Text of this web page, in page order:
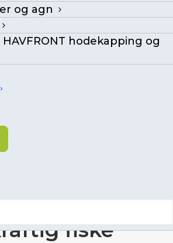
og agn
hodekapping og
Mustad
Systems
og
fiske